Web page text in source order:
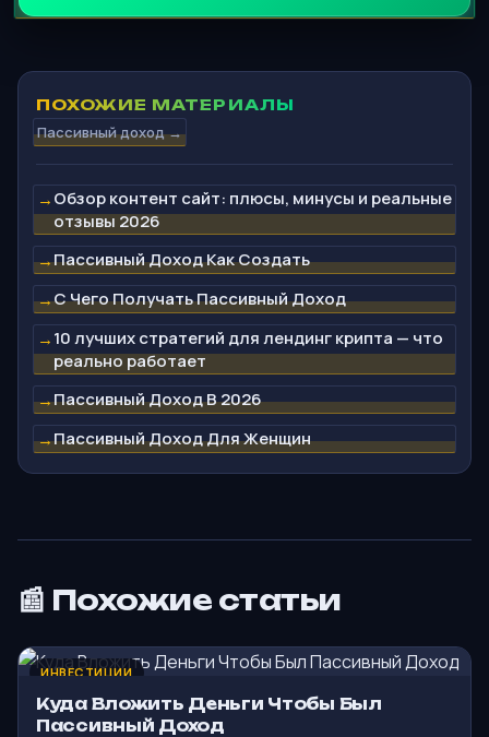
ПОХОЖИЕ МАТЕРИАЛЫ
Пассивный доход →
→Обзор контент сайт: плюсы, минусы и реальные
отзывы 2026
→Пассивный Доход Как Создать
→С Чего Получать Пассивный Доход
→10 лучших стратегий для лендинг крипта — что
реально работает
→Пассивный Доход В 2026
→Пассивный Доход Для Женщин
📰 Похожие статьи
ИНВЕСТИЦИИ
Куда Вложить Деньги Чтобы Был
Пассивный Доход